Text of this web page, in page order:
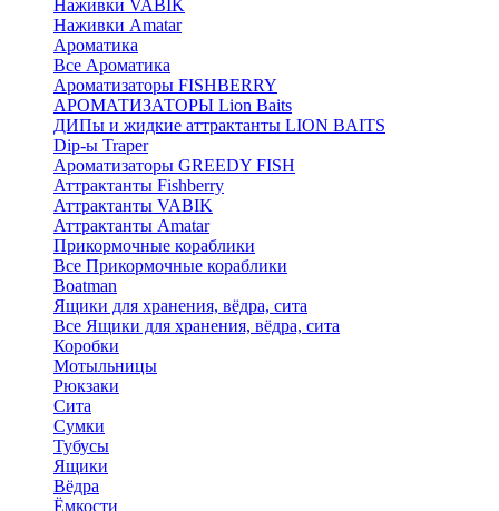
Наживки VABIK
Наживки Amatar
Ароматика
Все Ароматика
Ароматизаторы FISHBERRY
АРОМАТИЗАТОРЫ Lion Baits
ДИПы и жидкие аттрактанты LION BAITS
Dip-ы Traper
Ароматизаторы GREEDY FISH
Аттрактанты Fishberry
Аттрактанты VABIK
Аттрактанты Amatar
Прикормочные кораблики
Все Прикормочные кораблики
Boatman
Ящики для хранения, вёдра, сита
Все Ящики для хранения, вёдра, сита
Коробки
Мотыльницы
Рюкзаки
Сита
Сумки
Тубусы
Ящики
Вёдра
Ёмкости